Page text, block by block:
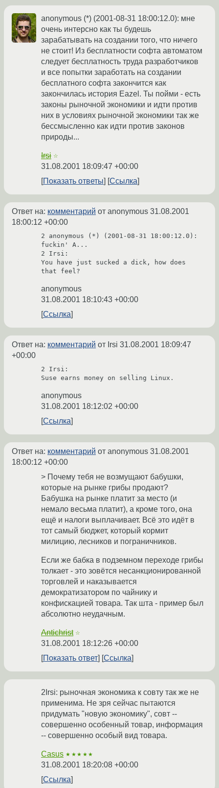
anonymous (*) (2001-08-31 18:00:12.0): мне
очень интерсно как ты будешь
зарабатывать на создании того, что ничего
не стоит! Из бесплатности софта автоматом
следует бесплатность труда разработчиков
и все попытки заработать на создании
бесплатного софта закончится как
закончилась история Eazel. Ты пойми - есть
законы рыночной экономики и идти против
них в условиях рыночной экономики так же
бессмысленно как идти против законов
природы...
Irsi ☆
31.08.2001 18:09:47 +00:00
Показать ответы
Ссылка
Ответ на: комментарий от anonymous 31.08.2001
18:00:12 +00:00
2 anonymous (*) (2001-08-31 18:00:12.0):
fuckin' A...
2 Irsi:
You have just sucked a dick, how does
anonymous
31.08.2001 18:10:43 +00:00
Ссылка
Ответ на: комментарий от Irsi 31.08.2001 18:09:47
+00:00
2 Irsi:
Suse earns money on selling Linux.
anonymous
31.08.2001 18:12:02 +00:00
Ссылка
Ответ на: комментарий от anonymous 31.08.2001
18:00:12 +00:00
> Почему тебя не возмущают бабушки,
которые на рынке грибы продают?
Бабушка на рынке платит за место (и
немало весьма платит), а кроме того, она
ещё и налоги выплачивает. Всё это идёт в
тот самый бюджет, который кормит
милицию, лесников и пограничников.
Если же бабка в подземном переходе грибы
толкает - это зовётся несанкционированной
торговлей и наказывается
демократизатором по чайнику и
конфискацией товара. Так шта - пример был
абсолютно неудачным.
Antichrist ☆
31.08.2001 18:12:26 +00:00
Показать ответ
Ссылка
2Irsi: рыночная экономика к совту так же не
применима. Не зря сейчас пытаются
придумать "новую экономику", совт --
совершенно особенный товар, информация
-- совершенно особый вид товара.
Casus ★★★★★
31.08.2001 18:20:08 +00:00
Ссылка